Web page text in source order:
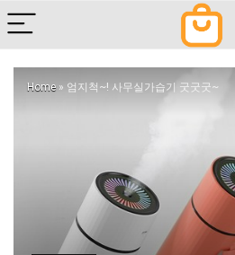
Home » 엄지척~! 사무실가습기 굿굿굿~